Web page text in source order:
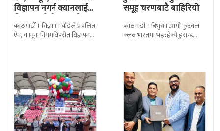
विज्ञापन नगर्न क्यानलाई
विज्ञापन बोर्डद्वारा सचेत
काठमाडाैँ । विज्ञापन बोर्डले प्रचलित
ऐन, कानून, नियमविपरीत विज्ञापन
समूह चरणबाटै बाहिरियो
काठमाडौं । त्रिभुवन आर्मी फुटबल
क्लब भारतमा भइरहेको डुरान्ड